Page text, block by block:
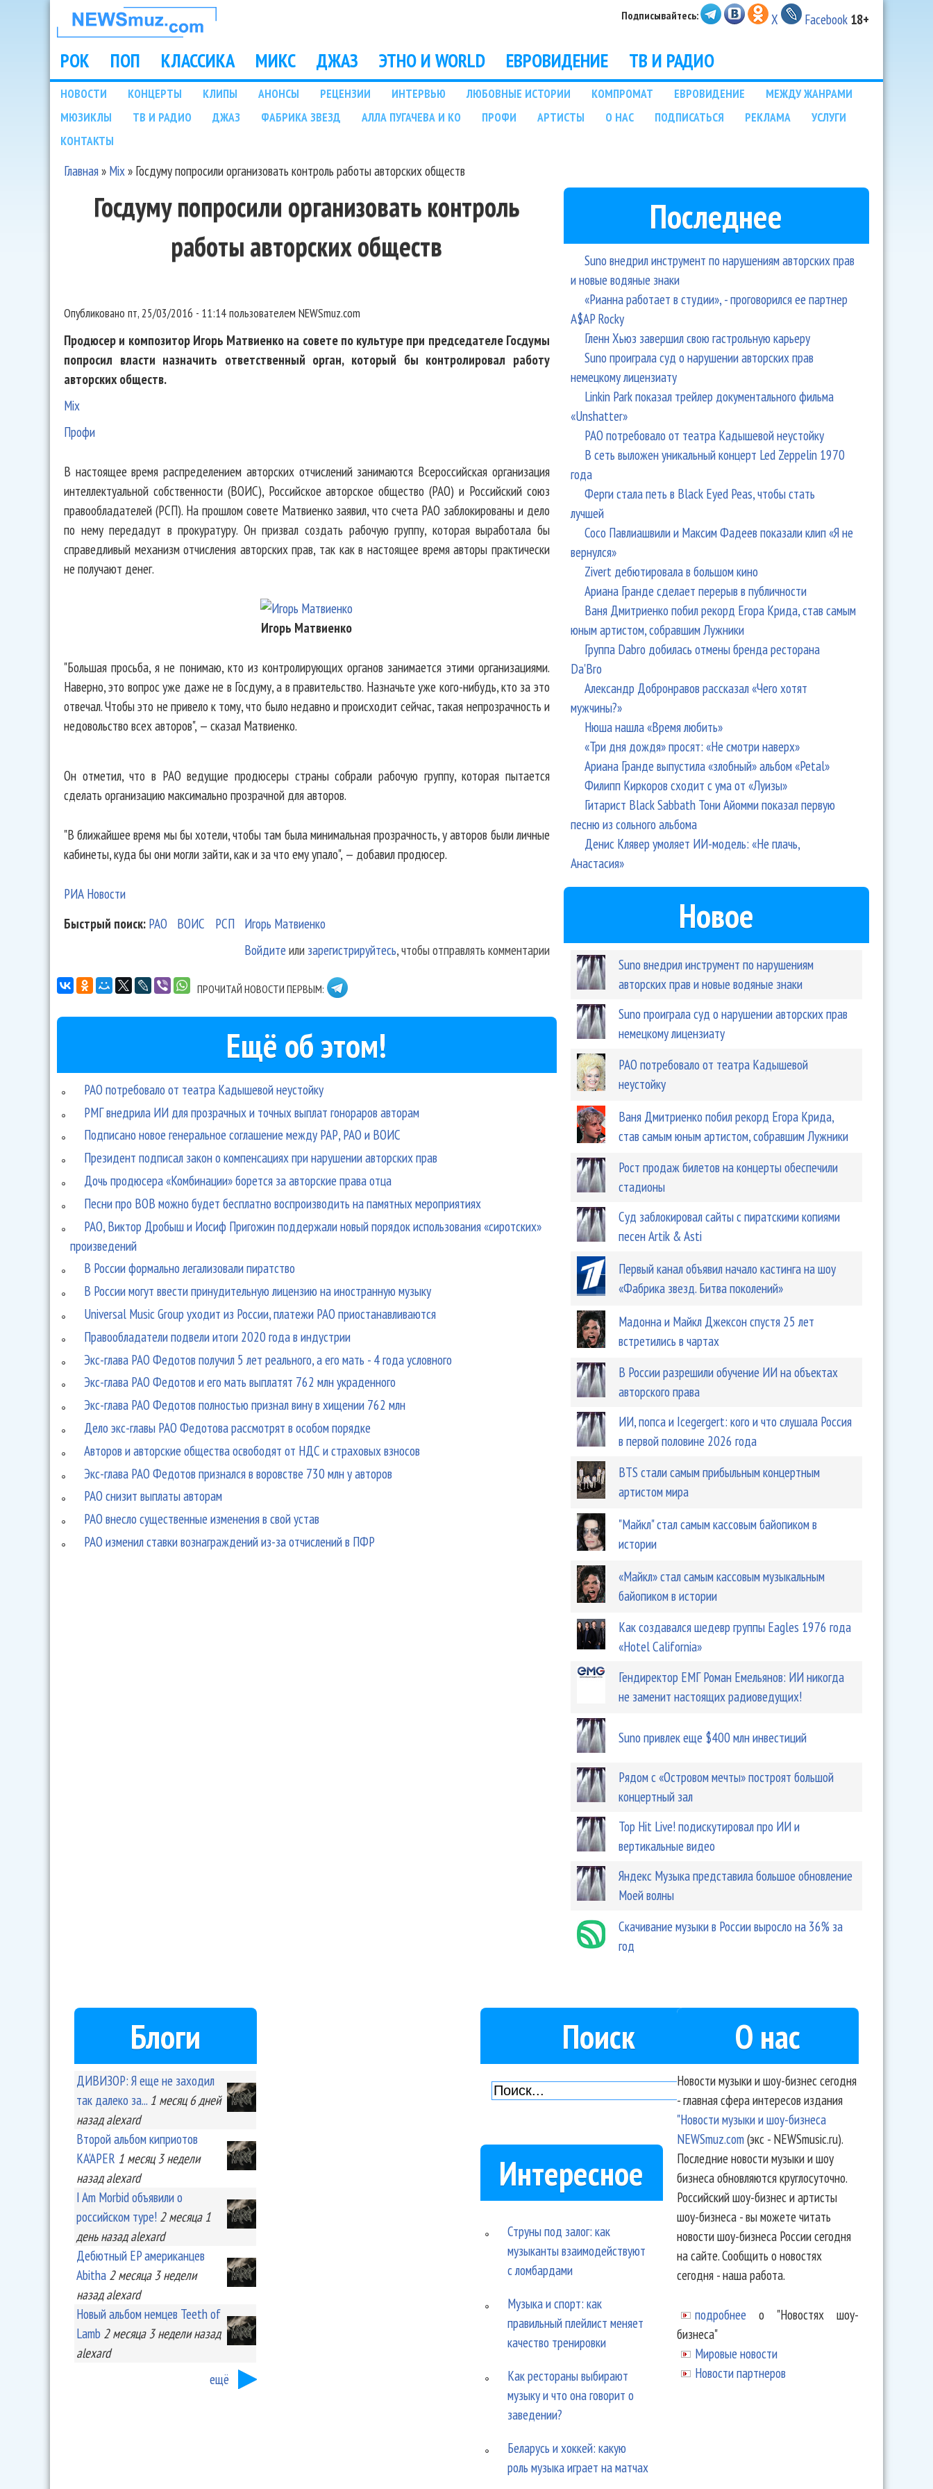
НОВОСТИ
МУЗЫКИ И
ШОУ БИЗНЕСА
NEWSMUZ.COM
Подписывайтесь: X Facebook 18+
Main menu
РОК ПОП КЛАССИКА МИКС ДЖАЗ ЭТНО И WORLD ЕВРОВИДЕНИЕ ТВ И РАДИО
Подразделы
НОВОСТИ КОНЦЕРТЫ КЛИПЫ АНОНСЫ РЕЦЕНЗИИ ИНТЕРВЬЮ ЛЮБОВНЫЕ ИСТОРИИ КОМПРОМАТ ЕВРОВИДЕНИЕ
МЕЖДУ ЖАНРАМИ
МЮЗИКЛЫ
ТВ И РАДИО ДЖАЗ ФАБРИКА ЗВЕЗД АЛЛА ПУГАЧЕВА И КО ПРОФИ АРТИСТЫ О НАС ПОДПИСАТЬСЯ РЕКЛАМА
УСЛУГИ
КОНТАКТЫ
Главная» Mix» Госдуму попросили организовать контроль работы авторских обществ
Госдуму попросили организовать контроль
работы авторских обществ
Опубликовано пт, 25/03/2016 - 11:14пользователем NEWSmuz.com
Продюсер и композитор Игорь Матвиенко на совете по культуре при председателе Госдумы
попросил власти назначить ответственный орган, который бы контролировал работу
авторских обществ.
Mix
Профи
В настоящее время распределением авторских отчислений занимаются Всероссийская организация
интеллектуальной собственности (ВОИС), Российское авторское общество (РАО) и Российский союз
правообладателей (РСП). На прошлом совете Матвиенко заявил, что счета РАО заблокированы и дело
по нему передадут в прокуратуру. Он призвал создать рабочую группу, которая выработала бы
справедливый механизм отчисления авторских прав, так как в настоящее время авторы практически
не получают денег.
Игорь Матвиенко
"Большая просьба, я не понимаю, кто из контролирующих органов занимается этими организациями.
Наверно, это вопрос уже даже не в Госдуму, а в правительство. Назначьте уже кого-нибудь, кто за это
отвечал. Чтобы это не привело к тому, что было недавно и происходит сейчас, такая непрозрачность и
недовольство всех авторов", — сказал Матвиенко.
Он отметил, что в РАО ведущие продюсеры страны собрали рабочую группу, которая пытается
сделать организацию максимально прозрачной для авторов.
"В ближайшее время мы бы хотели, чтобы там была минимальная прозрачность, у авторов были личные
кабинеты, куда бы они могли зайти, как и за что ему упало", — добавил продюсер.
РИА Новости
Быстрый поиск: РАО ВОИС РСП
Игорь Матвиенко
Войдите или зарегистрируйтесь, чтобы отправлять комментарии
ПРОЧИТАЙ НОВОСТИ ПЕРВЫМ:
Ещё об этом!
РАО потребовало от театра Кадышевой неустойку
РМГ внедрила ИИ для прозрачных и точных выплат гонораров авторам
Подписано новое генеральное соглашение между РАР, РАО и ВОИС
Президент подписал закон о компенсациях при нарушении авторских прав
Дочь продюсера «Комбинации» борется за авторские права отца
Песни про ВОВ можно будет бесплатно воспроизводить на памятных мероприятиях
РАО, Виктор Дробыш и Иосиф Пригожин поддержали новый порядок использования «сиротских»
произведений
В России формально легализовали пиратство
В России могут ввести принудительную лицензию на иностранную музыку
Universal Music Group уходит из России, платежи РАО приостанавливаются
Правообладатели подвели итоги 2020 года в индустрии
Экс-глава РАО Федотов получил 5 лет реального, а его мать - 4 года условного
Экс-глава РАО Федотов и его мать выплатят 762 млн украденного
Экс-глава РАО Федотов полностью признал вину в хищении 762 млн
Дело экс-главы РАО Федотова рассмотрят в особом порядке
Авторов и авторские общества освободят от НДС и страховых взносов
Экс-глава РАО Федотов признался в воровстве 730 млн у авторов
РАО снизит выплаты авторам
РАО внесло существенные изменения в свой устав
РАО изменил ставки вознаграждений из-за отчислений в ПФР
Последнее
Suno внедрил инструмент по нарушениям авторских прав
и новые водяные знаки
«Рианна работает в студии», - проговорился ее партнер
A$AP Rocky
Гленн Хьюз завершил свою гастрольную карьеру
Suno проиграла суд о нарушении авторских прав
немецкому лицензиату
Linkin Park показал трейлер документального фильма
«Unshatter»
РАО потребовало от театра Кадышевой неустойку
В сеть выложен уникальный концерт Led Zeppelin 1970
года
Ферги стала петь в Black Eyed Peas, чтобы стать
лучшей
Сосо Павлиашвили и Максим Фадеев показали клип «Я не
вернулся»
Zivert дебютировала в большом кино
Ариана Гранде сделает перерыв в публичности
Ваня Дмитриенко побил рекорд Егора Крида, став самым
юным артистом, собравшим Лужники
Группа Dabro добилась отмены бренда ресторана
Da'Bro
Александр Добронравов рассказал «Чего хотят
мужчины?»
Нюша нашла «Время любить»
«Три дня дождя» просят: «Не смотри наверх»
Ариана Гранде выпустила «злобный» альбом «Petal»
Филипп Киркоров сходит с ума от «Луизы»
Гитарист Black Sabbath Тони Айомми показал первую
песню из сольного альбома
Денис Клявер умоляет ИИ-модель: «Не плачь,
Анастасия»
Новое
Suno внедрил инструмент по нарушениям
авторских прав и новые водяные знаки
Suno проиграла суд о нарушении авторских прав
немецкому лицензиату
РАО потребовало от театра Кадышевой
неустойку
Ваня Дмитриенко побил рекорд Егора Крида,
став самым юным артистом, собравшим Лужники
Рост продаж билетов на концерты обеспечили
стадионы
Суд заблокировал сайты с пиратскими копиями
песен Artik & Asti
Первый канал объявил начало кастинга на шоу
«Фабрика звезд. Битва поколений»
Мадонна и Майкл Джексон спустя 25 лет
встретились в чартах
В России разрешили обучение ИИ на объектах
авторского права
ИИ, попса и Icegergert: кого и что слушала Россия
в первой половине 2026 года
BTS стали самым прибыльным концертным
артистом мира
"Майкл" стал самым кассовым байопиком в
истории
«Майкл» стал самым кассовым музыкальным
байопиком в истории
Как создавался шедевр группы Eagles 1976 года
«Hotel California»
Гендиректор ЕМГ Роман Емельянов: ИИ никогда
не заменит настоящих радиоведущих!
Suno привлек еще $400 млн инвестиций
Рядом с «Островом мечты» построят большой
концертный зал
Top Hit Live! подискутировал про ИИ и
вертикальные видео
Яндекс Музыка представила большое обновление
Моей волны
Скачивание музыки в России выросло на 36% за
год
Блоги
ДИВИЗОР: Я еще не заходил
так далеко за... 1 месяц 6 дней
назад alexard
Второй альбом киприотов
KA'APER 1 месяц 3 недели
назад alexard
I Am Morbid объявили о
российском туре! 2 месяца 1
деньназад alexard
Дебютный EP американцев
Abitha 2 месяца 3 недели
назад alexard
Новый альбом немцев Teeth of
Lamb 2 месяца 3 неделиназад
alexard
ещё
Поиск
Интересное
Струны под залог: как
музыканты взаимодействуют
с ломбардами
Музыка и спорт: как
правильный плейлист меняет
качество тренировки
Как рестораны выбирают
музыку и что она говорит о
заведении?
Беларусь и хоккей: какую
роль музыка играет на матчах
О нас
Новости музыки и шоу-бизнес сегодня
- главная сфера интересов издания
"Новости музыки и шоу-бизнеса
NEWSmuz.com(экс - NEWSmusic.ru).
Последние новости музыки и шоу
бизнеса обновляются круглосуточно.
Российский шоу-бизнес и артисты
шоу-бизнеса - вы можете читать
новости шоу-бизнеса России сегодня
на сайте. Сообщить о новостях
сегодня - наша работа.
подробнее о "Новостях шоу-
бизнеса"
Мировые новости
Новости партнеров